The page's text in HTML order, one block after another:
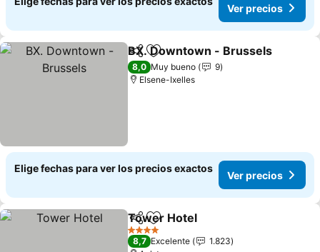
Ver precios
CompartirAgregar a favoritos
BX. Downtown - Brussels
8,0 Muy bueno
9
Elsene-Ixelles
Elige fechas para ver los precios exactos
Ver precios
Compartir
Agregar a favoritos
Tower Hotel
4 Estrellas
8,7 Excelente
1.823